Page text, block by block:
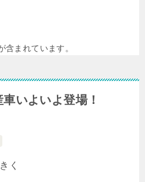
まれています。
いよいよ登場！
く